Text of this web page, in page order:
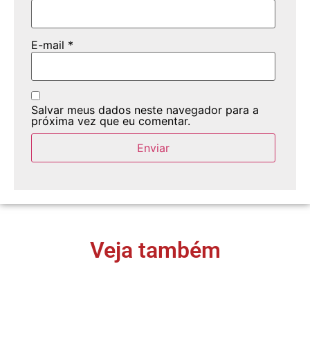
E-mail *
Salvar meus dados neste navegador para a
próxima vez que eu comentar.
Veja também